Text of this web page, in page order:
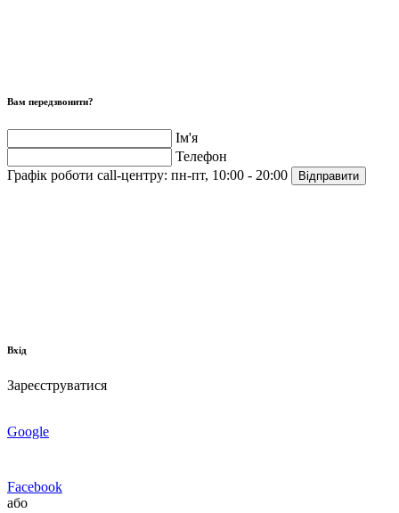
Вам передзвонити?
Ім'я
Телефон
Графік роботи call-центру: пн-пт, 10:00 - 20:00 Відправити
Вхід
Зареєструватися
Google
Facebook
або